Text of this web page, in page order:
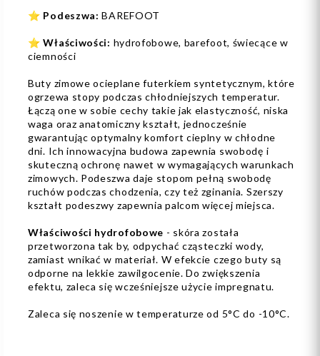
⭐️ Podeszwa:BAREFOOT
⭐️Właściwości: hydrofobowe, barefoot, świecące w
ciemności
Buty zimowe ocieplane futerkiem syntetycznym, które
ogrzewa stopy podczas chłodniejszych temperatur.
Łączą one w sobie cechy takie jak elastyczność, niska
waga oraz anatomiczny kształt, jednocześnie
gwarantując optymalny komfort cieplny w chłodne
dni. Ich innowacyjna budowa zapewnia swobodę i
skuteczną ochronę nawet w wymagających warunkach
zimowych. Podeszwa daje stopom pełną swobodę
ruchów podczas chodzenia, czy też zginania. Szerszy
kształt podeszwy zapewnia palcom więcej miejsca.
Właściwości hydrofobowe - skóra została
przetworzona tak by, odpychać cząsteczki wody,
zamiast wnikać w materiał. W efekcie czego buty są
odporne na lekkie zawilgocenie. Do zwiększenia
efektu, zaleca się wcześniejsze użycie impregnatu.
Zaleca się noszenie w temperaturze od 5°C do -10°C.